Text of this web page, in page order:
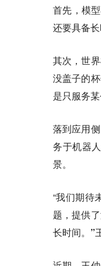
首先，模
还要具备
其次，世
没盖子的
是只服务
落到应用
务于机器
景。
“我们期待
题，提供
长时间。”